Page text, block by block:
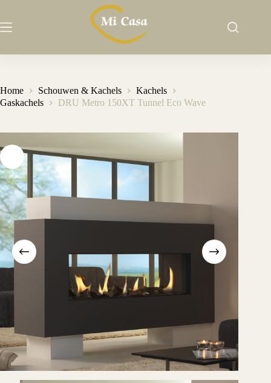
de
Home Schouwen & Kachels
Kachels
Gaskachels
DRU Metro 150XT Tunnel Eco Wave